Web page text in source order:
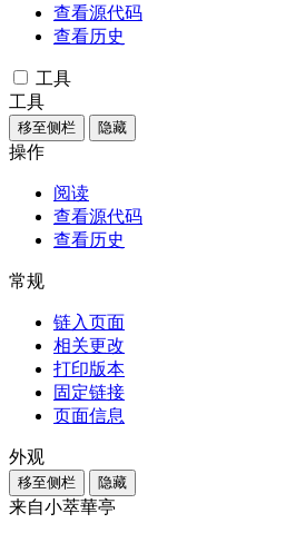
查看源代码
查看历史
工具
工具
移至侧栏 隐藏
操作
阅读
查看源代码
查看历史
常规
链入页面
相关更改
打印版本
固定链接
页面信息
外观
移至侧栏 隐藏
来自小萃華亭